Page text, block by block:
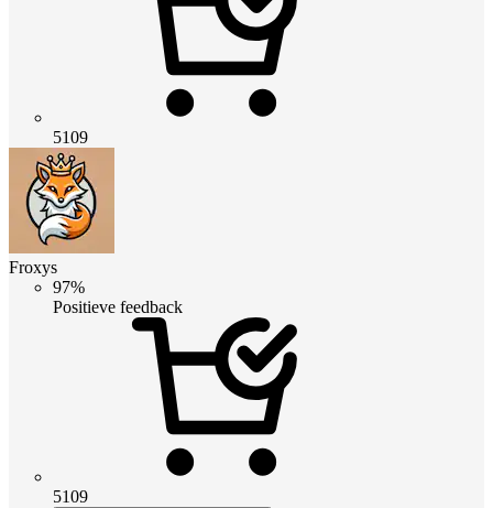
5109
Froxys
97%
Positieve feedback
5109